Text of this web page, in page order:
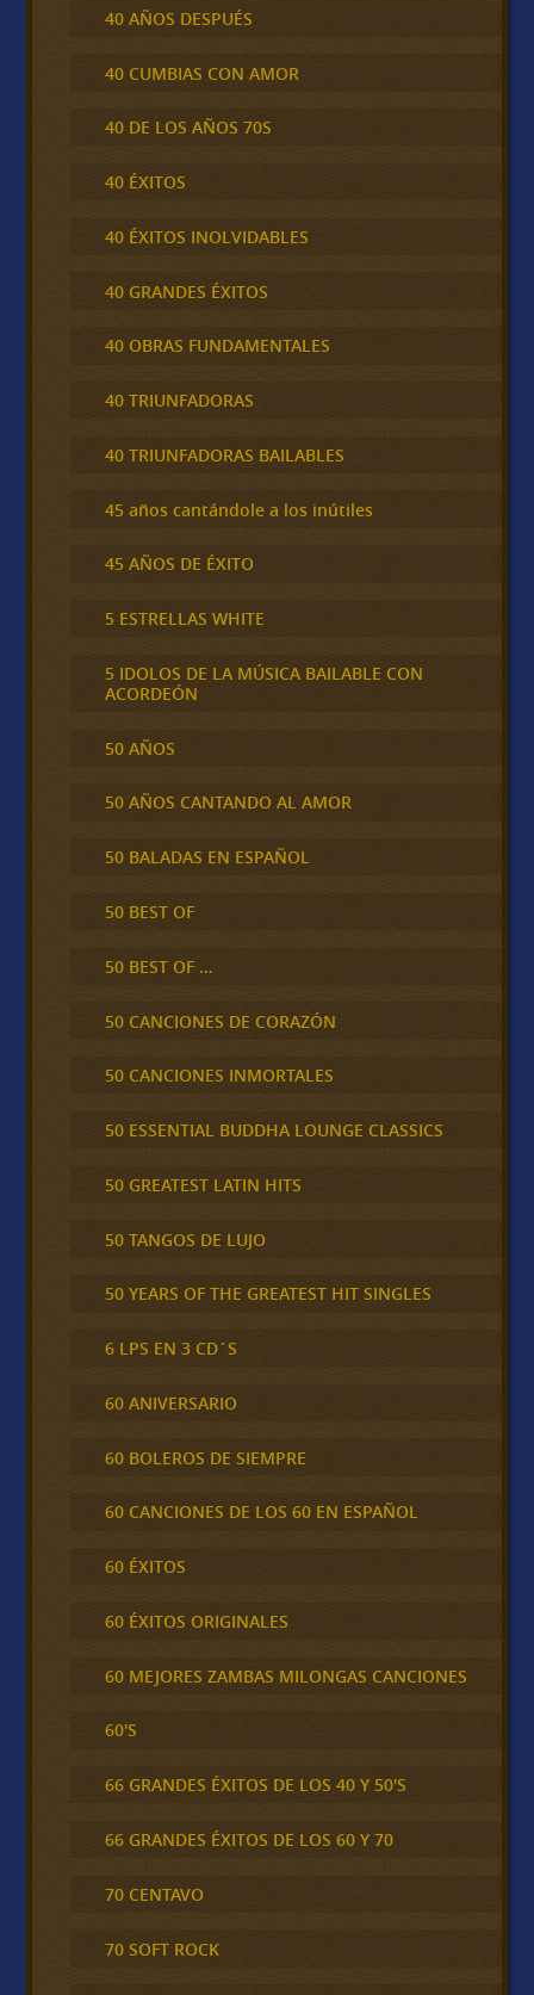
40 AÑOS DESPUÉS
40 CUMBIAS CON AMOR
40 DE LOS AÑOS 70S
40 ÉXITOS
40 ÉXITOS INOLVIDABLES
40 GRANDES ÉXITOS
40 OBRAS FUNDAMENTALES
40 TRIUNFADORAS
40 TRIUNFADORAS BAILABLES
45 años cantándole a los inútiles
45 AÑOS DE ÉXITO
5 ESTRELLAS WHITE
5 IDOLOS DE LA MÚSICA BAILABLE CON
ACORDEÓN
50 AÑOS
50 AÑOS CANTANDO AL AMOR
50 BALADAS EN ESPAÑOL
50 BEST OF
50 BEST OF …
50 CANCIONES DE CORAZÓN
50 CANCIONES INMORTALES
50 ESSENTIAL BUDDHA LOUNGE CLASSICS
50 GREATEST LATIN HITS
50 TANGOS DE LUJO
50 YEARS OF THE GREATEST HIT SINGLES
6 LPS EN 3 CD´S
60 ANIVERSARIO
60 BOLEROS DE SIEMPRE
60 CANCIONES DE LOS 60 EN ESPAÑOL
60 ÉXITOS
60 ÉXITOS ORIGINALES
60 MEJORES ZAMBAS MILONGAS CANCIONES
60'S
66 GRANDES ÉXITOS DE LOS 40 Y 50'S
66 GRANDES ÉXITOS DE LOS 60 Y 70
70 CENTAVO
70 SOFT ROCK